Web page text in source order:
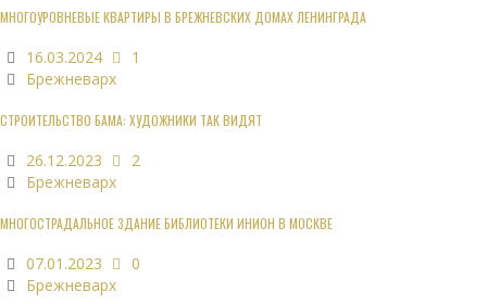
МНОГОУРОВНЕВЫЕ КВАРТИРЫ В БРЕЖНЕВСКИХ ДОМАХ ЛЕНИНГРАДА
16.03.2024
1
Брежневарх
СТРОИТЕЛЬСТВО БАМА: ХУДОЖНИКИ ТАК ВИДЯТ
26.12.2023
2
Брежневарх
МНОГОСТРАДАЛЬНОЕ ЗДАНИЕ БИБЛИОТЕКИ ИНИОН В МОСКВЕ
07.01.2023
0
Брежневарх